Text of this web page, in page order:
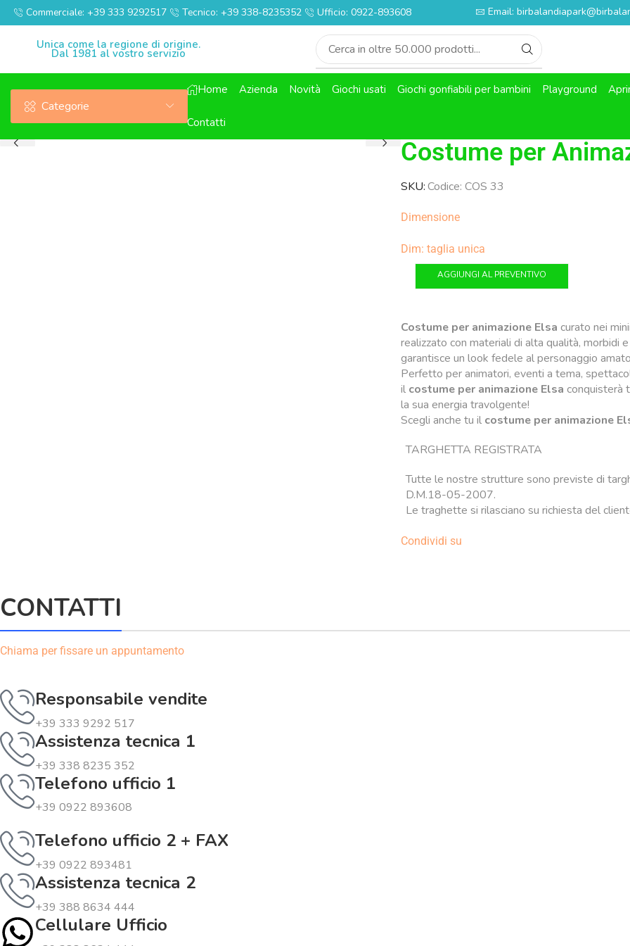
Commerciale: +39 333 9292517 Tecnico: +39 338-8235352 Ufficio: 0922-893608 Email:
Unica come la regione di origine.
Dal 1981 al vostro servizio
Categorie
Home Azienda Novità Giochi usati Giochi gonfiabili per bambini Playground
Contatti
Costume per
SKU:Codice: COS 33
Dimensione
Dim: taglia unica
AGGIUNGI AL PREVENTIVO
Costume per animazione Elsa curato nei
realizzato con materiali di alta qualità, morbidi
garantisce un look fedele al personaggio
Perfetto per animatori, eventi a tema,
il costume per animazione Elsa conquisterà
la sua energia travolgente!
Scegli anche tu il costume per animazione
TARGHETTA REGISTRATA
Tutte le nostre strutture sono previste di
D.M.18-05-2007.
Le traghette si rilasciano su richiesta del
Condividi su
CONTATTI
Chiama per fissare un appuntamento
Responsabile vendite
+39 333 9292 517
Assistenza tecnica 1
+39 338 8235 352
Telefono ufficio 1
+39 0922 893608
Telefono ufficio 2 + FAX
+39 0922 893481
Assistenza tecnica 2
+39 388 8634 444
Cellulare Ufficio